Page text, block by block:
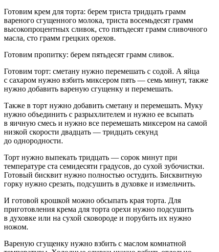
Готовим крем для торта: берем триста тридцать грамм
вареного сгущенного молока, триста восемьдесят грамм
высокопроцентных сливок, сто пятьдесят грамм сливочного
масла, сто грамм грецких орехов.
Готовим пропитку: берем пятьдесят грамм сливок.
Готовим торт: сметану нужно перемешать с содой. А яйца
с сахаром нужно взбить миксером пять — семь минут, также
нужно добавить вареную сгущенку и перемешать.
Также в торт нужно добавить сметану и перемешать. Муку
нужно объединить с разрыхлителем и нужно ее всыпать
в яичную смесь и нужно все перемешать миксером на самой
низкой скорости двадцать — тридцать секунд
до однородности.
Торт нужно выпекать тридцать — сорок минут при
температуре ста семидесяти градусов, до сухой зубочистки.
Готовый бисквит нужно полностью остудить. Бисквитную
горку нужно срезать, подсушить в духовке и измельчить.
И готовой крошкой можно обсыпать края торта. Для
приготовления крема для торта орехи нужно подсушить
в духовке или на сухой сковороде и порубить их нужно
ножом.
Вареную сгущенку нужно взбить с маслом комнатной